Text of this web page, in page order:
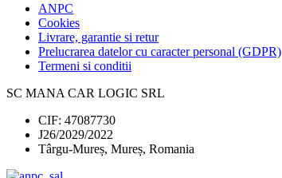
ANPC
Cookies
Livrare, garantie si retur
Prelucrarea datelor cu caracter personal (GDPR)
Termeni si conditii
SC MANA CAR LOGIC SRL
CIF: 47087730
J26/2029/2022
Târgu-Mureș, Mureș, Romania